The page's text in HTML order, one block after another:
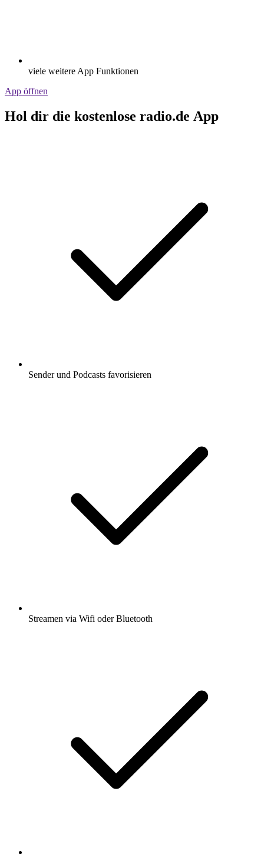
viele weitere App Funktionen
App öffnen
Hol dir die kostenlose radio.de App
Sender und Podcasts favorisieren
Streamen via Wifi oder Bluetooth